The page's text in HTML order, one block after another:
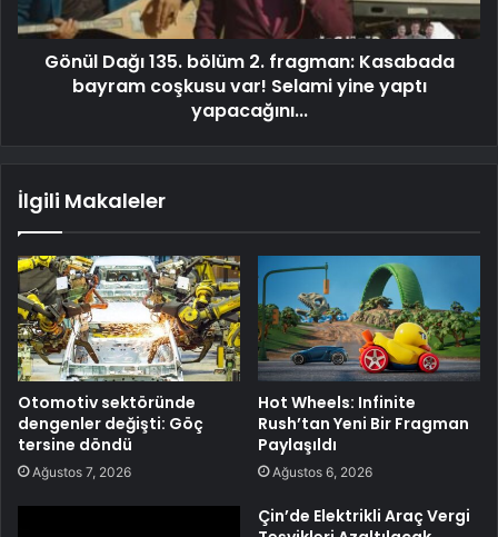
Gönül Dağı 135. bölüm 2. fragman: Kasabada
bayram coşkusu var! Selami yine yaptı
yapacağını...
İlgili Makaleler
Otomotiv sektöründe
dengenler değişti: Göç
tersine döndü
Ağustos 7, 2026
Hot Wheels: Infinite
Rush’tan Yeni Bir Fragman
Paylaşıldı
Ağustos 6, 2026
Çin’de Elektrikli Araç Vergi